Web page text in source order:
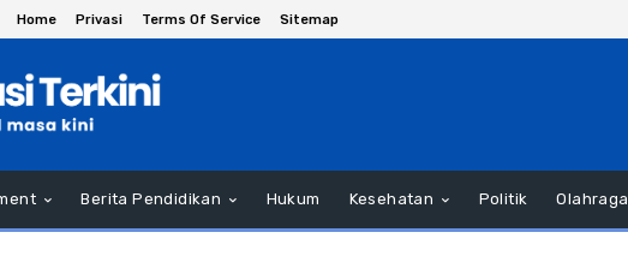
Home Privasi Terms Of Service Sitemap
Berita Pendidikan Hukum Kesehatan Politik Olahraga